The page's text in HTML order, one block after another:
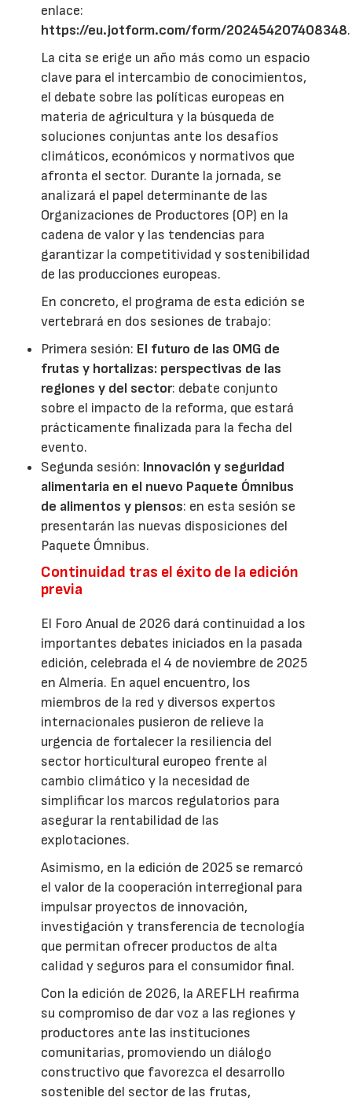
enlace:
https://eu.jotform.com/form/202454207408348.
La cita se erige un año más como un espacio
clave para el intercambio de conocimientos,
el debate sobre las políticas europeas en
materia de agricultura y la búsqueda de
soluciones conjuntas ante los desafíos
climáticos, económicos y normativos que
afronta el sector. Durante la jornada, se
analizará el papel determinante de las
Organizaciones de Productores (OP) en la
cadena de valor y las tendencias para
garantizar la competitividad y sostenibilidad
de las producciones europeas.
En concreto, el programa de esta edición se
vertebrará en dos sesiones de trabajo:
Primera sesión: El futuro de las OMG de
frutas y hortalizas: perspectivas de las
regiones y del sector: debate conjunto
sobre el impacto de la reforma, que estará
prácticamente finalizada para la fecha del
evento.
Segunda sesión: Innovación y seguridad
alimentaria en el nuevo Paquete Ómnibus
de alimentos y piensos: en esta sesión se
presentarán las nuevas disposiciones del
Paquete Ómnibus.
Continuidad tras el éxito de la edición
previa
El Foro Anual de 2026 dará continuidad a los
importantes debates iniciados en la pasada
edición, celebrada el 4 de noviembre de 2025
en Almería. En aquel encuentro, los
miembros de la red y diversos expertos
internacionales pusieron de relieve la
urgencia de fortalecer la resiliencia del
sector horticultural europeo frente al
cambio climático y la necesidad de
simplificar los marcos regulatorios para
asegurar la rentabilidad de las
explotaciones.
Asimismo, en la edición de 2025 se remarcó
el valor de la cooperación interregional para
impulsar proyectos de innovación,
investigación y transferencia de tecnología
que permitan ofrecer productos de alta
calidad y seguros para el consumidor final.
Con la edición de 2026, la AREFLH reafirma
su compromiso de dar voz a las regiones y
productores ante las instituciones
comunitarias, promoviendo un diálogo
constructivo que favorezca el desarrollo
sostenible del sector de las frutas,